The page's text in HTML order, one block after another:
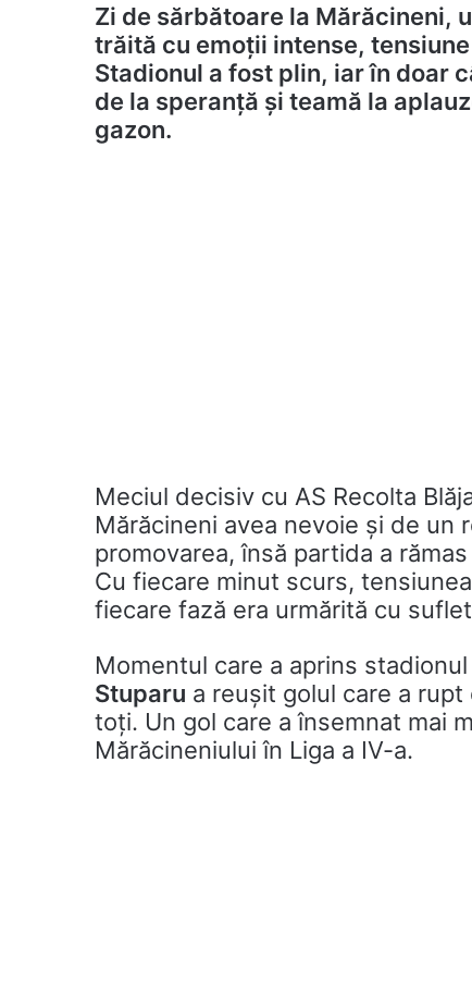
Zi de sărbătoare la Mărăcineni,
trăită cu emoții intense,
Stadionul a fost plin, iar în doar
de la speranță și teamă la
gazon.
Meciul decisiv cu AS Recolta
Mărăcineni avea nevoie și de
promovarea, însă partida a
Cu fiecare minut scurs,
fiecare fază era urmărită cu
Momentul care a aprins
Stuparu a reușit golul care a
toți. Un gol care a însemnat mai
Mărăcineniului în Liga a IV-a.